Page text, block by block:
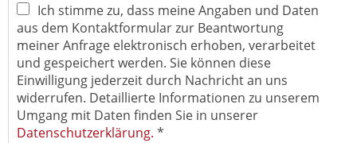
Ich stimme zu, dass meine Angaben und Daten
aus dem Kontaktformular zur Beantwortung
meiner Anfrage elektronisch erhoben, verarbeitet
und gespeichert werden. Sie können diese
Einwilligung jederzeit durch Nachricht an uns
widerrufen. Detaillierte Informationen zu unserem
Umgang mit Daten finden Sie in unserer
Datenschutzerklärung. *